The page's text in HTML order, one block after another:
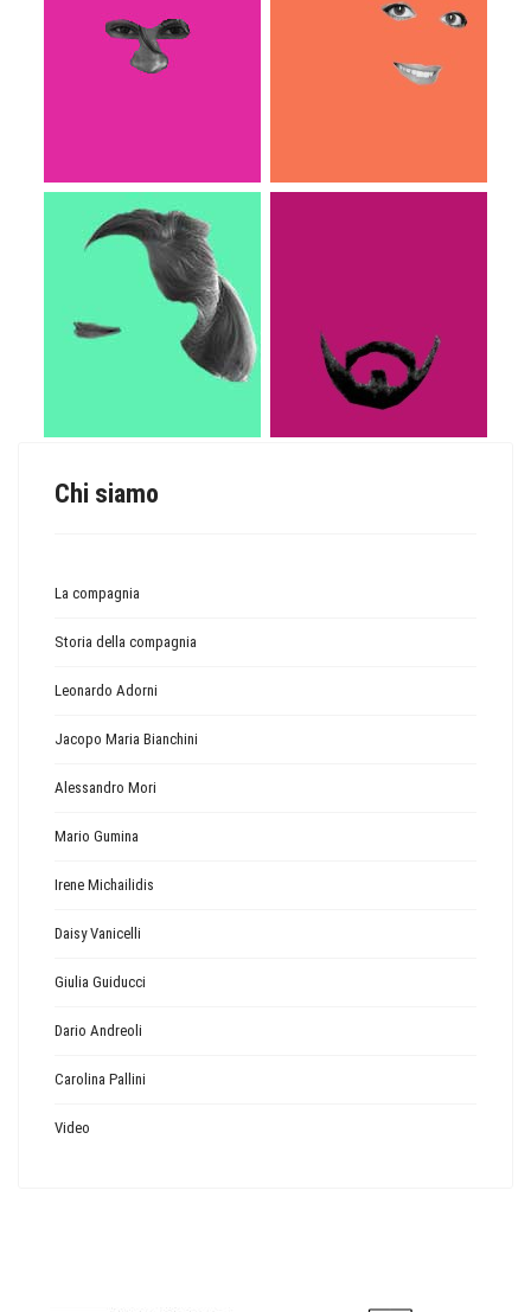
Chi siamo
La compagnia
Storia della compagnia
Leonardo Adorni
Jacopo Maria Bianchini
Alessandro Mori
Mario Gumina
Irene Michailidis
Daisy Vanicelli
Giulia Guiducci
Dario Andreoli
Carolina Pallini
Video